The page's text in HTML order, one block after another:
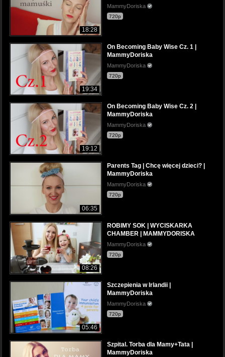
18:28
MammyDoriska
720p
19:34
On Becoming Baby Wise Cz. 1 |
MammyDoriska
MammyDoriska
720p
19:12
On Becoming Baby Wise Cz. 2 |
MammyDoriska
MammyDoriska
720p
06:35
Parents Tag | Chcę więcej dzieci? |
MammyDoriska
MammyDoriska
720p
08:26
ROBIMY SOK | WYCISKARKA
CHAMBER | MAMMYDORISKA
MammyDoriska
720p
05:46
Szczepienia w Irlandii |
MammyDoriska
MammyDoriska
720p
Szpital. Torba dla Mamy+Tata |
MammyDoriska